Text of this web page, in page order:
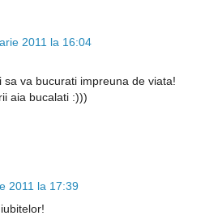
2011 la 16:04
sa va bucurati impreuna de viata!
aia bucalati :)))
2011 la 17:39